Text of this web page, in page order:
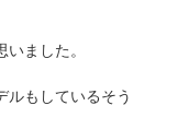
ました。
ルもしているそう